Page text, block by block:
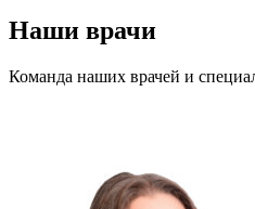
Наши врачи
Команда наших врачей и